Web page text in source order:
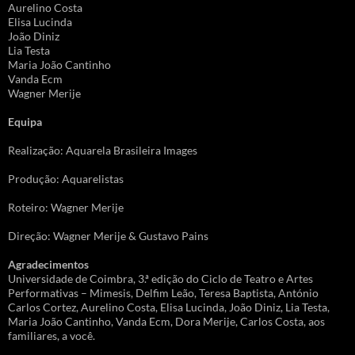
Aurelino Costa
Elisa Lucinda
João Diniz
Lia Testa
Maria João Cantinho
Vanda Ecm
Wagner Merije
Equipa
Realização: Aquarela Brasileira Images
Produção: Aquarelistas
Roteiro: Wagner Merije
Direção: Wagner Merije & Gustavo Pains
Agradecimentos
Universidade de Coimbra, 3.ª edição do Ciclo de Teatro e Artes
Performativas – Mimesis, Delfim Leão, Teresa Baptista, António
Carlos Cortez, Aurelino Costa, Elisa Lucinda, João Diniz, Lia Testa,
Maria João Cantinho, Vanda Ecm, Dora Merije, Carlos Costa, aos
familiares, a você.